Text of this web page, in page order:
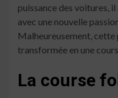
puissance des voitures,
avec une nouvelle
Malheureusement, cette
transformée en une
La course